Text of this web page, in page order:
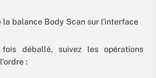
fois déballé, suivez les opérations
: